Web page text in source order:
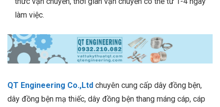
làm việc.
QT Engineering Co.,Ltd chuyên cung cấp dây đồng bện,
dây đồng bện mạ thiếc, dây đồng bện thang máng cáp, cáp